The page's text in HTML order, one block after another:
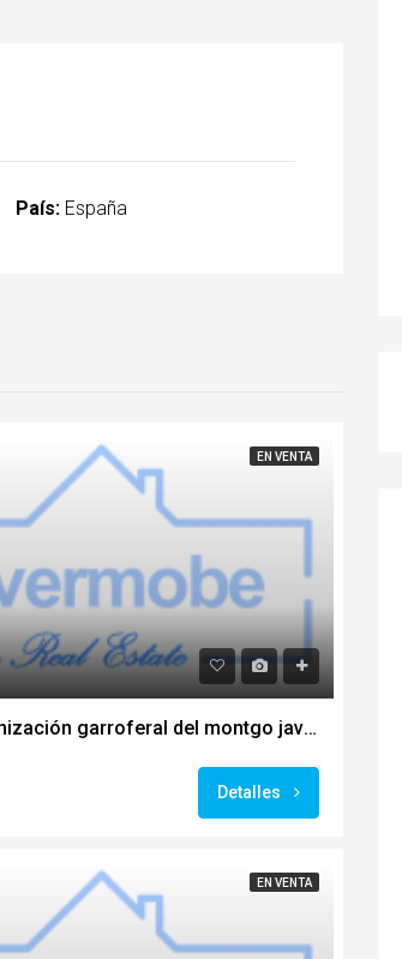
País: España
EN VENTA
parcela urbanización garroferal del montgo javea htj23
Detalles
EN VENTA